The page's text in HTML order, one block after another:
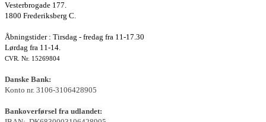
Vesterbrogade 177.
1800 Frederiksberg C.
Åbningstider : Tirsdag - fredag fra 11-17.30
Lørdag fra 11-14.
CVR. Nr. 15269804
Danske Bank:
Konto nr. 3106-3106428905
Bankoverførsel fra udlandet: